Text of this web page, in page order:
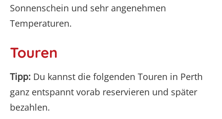
Sonnenschein und sehr angenehmen
Temperaturen.
Touren
Tipp: Du kannst die folgenden Touren in Perth
ganz entspannt vorab reservieren und später
bezahlen.